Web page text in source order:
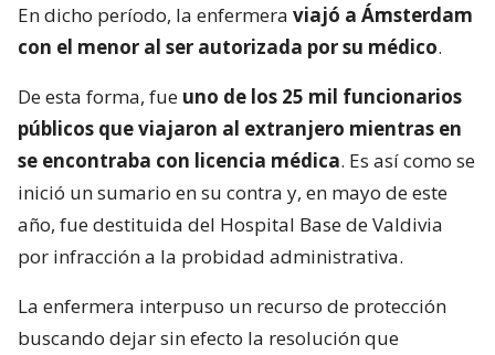
En dicho período, la enfermera viajó a Ámsterdam
con el menor al ser autorizada por su médico.
De esta forma, fue uno de los 25 mil funcionarios
públicos que viajaron al extranjero mientras en
se encontraba con licencia médica. Es así como se
inició un sumario en su contra y, en mayo de este
año, fue destituida del Hospital Base de Valdivia
por infracción a la probidad administrativa.
La enfermera interpuso un recurso de protección
buscando dejar sin efecto la resolución que